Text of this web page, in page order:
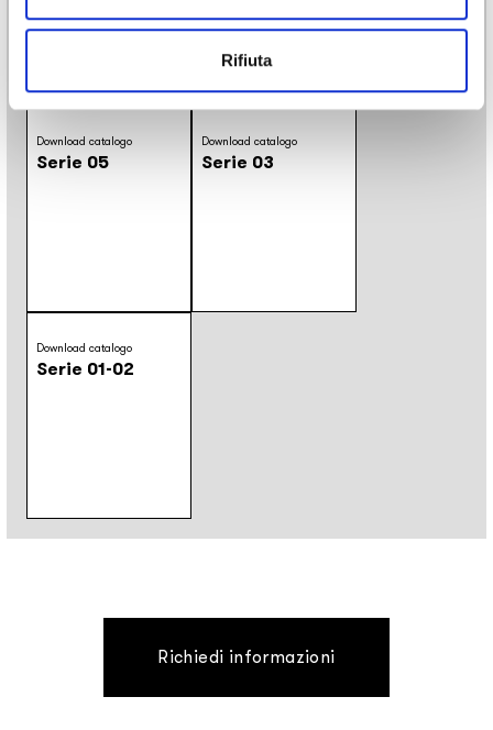
Rifiuta
Geometrico/Moderno/Natura/Pattern/Tessuto
Download catalogo
Serie 05
Download catalogo
Serie 03
Download catalogo
Serie 01-02
Richiedi informazioni